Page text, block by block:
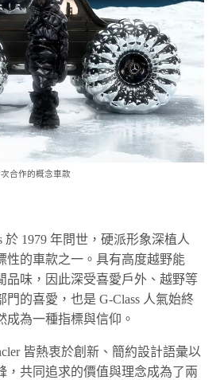
合作的概念車款
於 1979 年問世，硬派形象深植人
性的車款之一。具有高度越野能
品味，因此深受喜愛戶外、越野等
門的喜愛，也是 G-Class 人氣始終
成為一種指標與信仰。
皆熱衷於創新、簡約設計語彙以
，共同追求的價值與理念成為了兩